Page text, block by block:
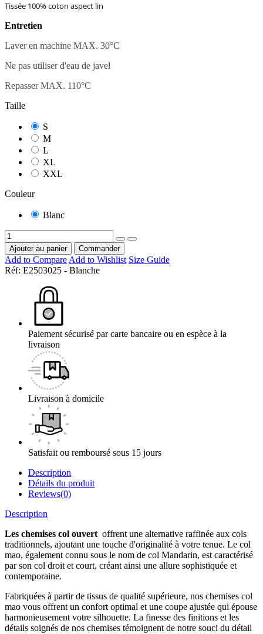
Tissée 100% coton aspect lin
Entretien
Laver en machine MAX. 30°C
Ne pas utiliser d'eau de javel
Repasser MAX. 110°C
Taille
S
M
L
XL
XXL
Couleur
Blanc
Ajouter au panier Commander
Add to CompareAdd to Wishlist Size Guide
Réf: E2503025 - Blanche
Paiement sécurisé par carte bancaire ou en espèce à la
livraison
Livraison à domicile
Satisfait ou remboursé sous 15 jours
Description
Détails du produit
Reviews(0)
Description
Les chemises col ouvert offrent une alternative raffinée aux cols
traditionnels, ajoutant une touche d'originalité à votre tenue. Le col
mao, également connu sous le nom de col Mandarin, est caractérisé
par son col droit et court, créant ainsi une allure sophistiquée et
contemporaine.
Fabriquées à partir de tissus de qualité supérieure, nos chemises col
mao vous offrent un confort optimal et une coupe ajustée qui épouse
harmonieusement votre silhouette. La finesse des finitions et les
détails soignés de nos chemises témoignent de notre souci du détail